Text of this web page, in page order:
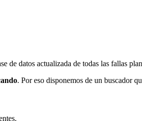
de datos actualizada de todas las fallas
. Por eso disponemos de un buscador